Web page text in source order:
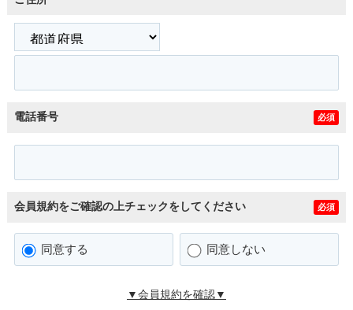
電話番号 必須
会員規約をご確認の上チェックをしてください 必須
同意する 同意しない
▼会員規約を確認▼